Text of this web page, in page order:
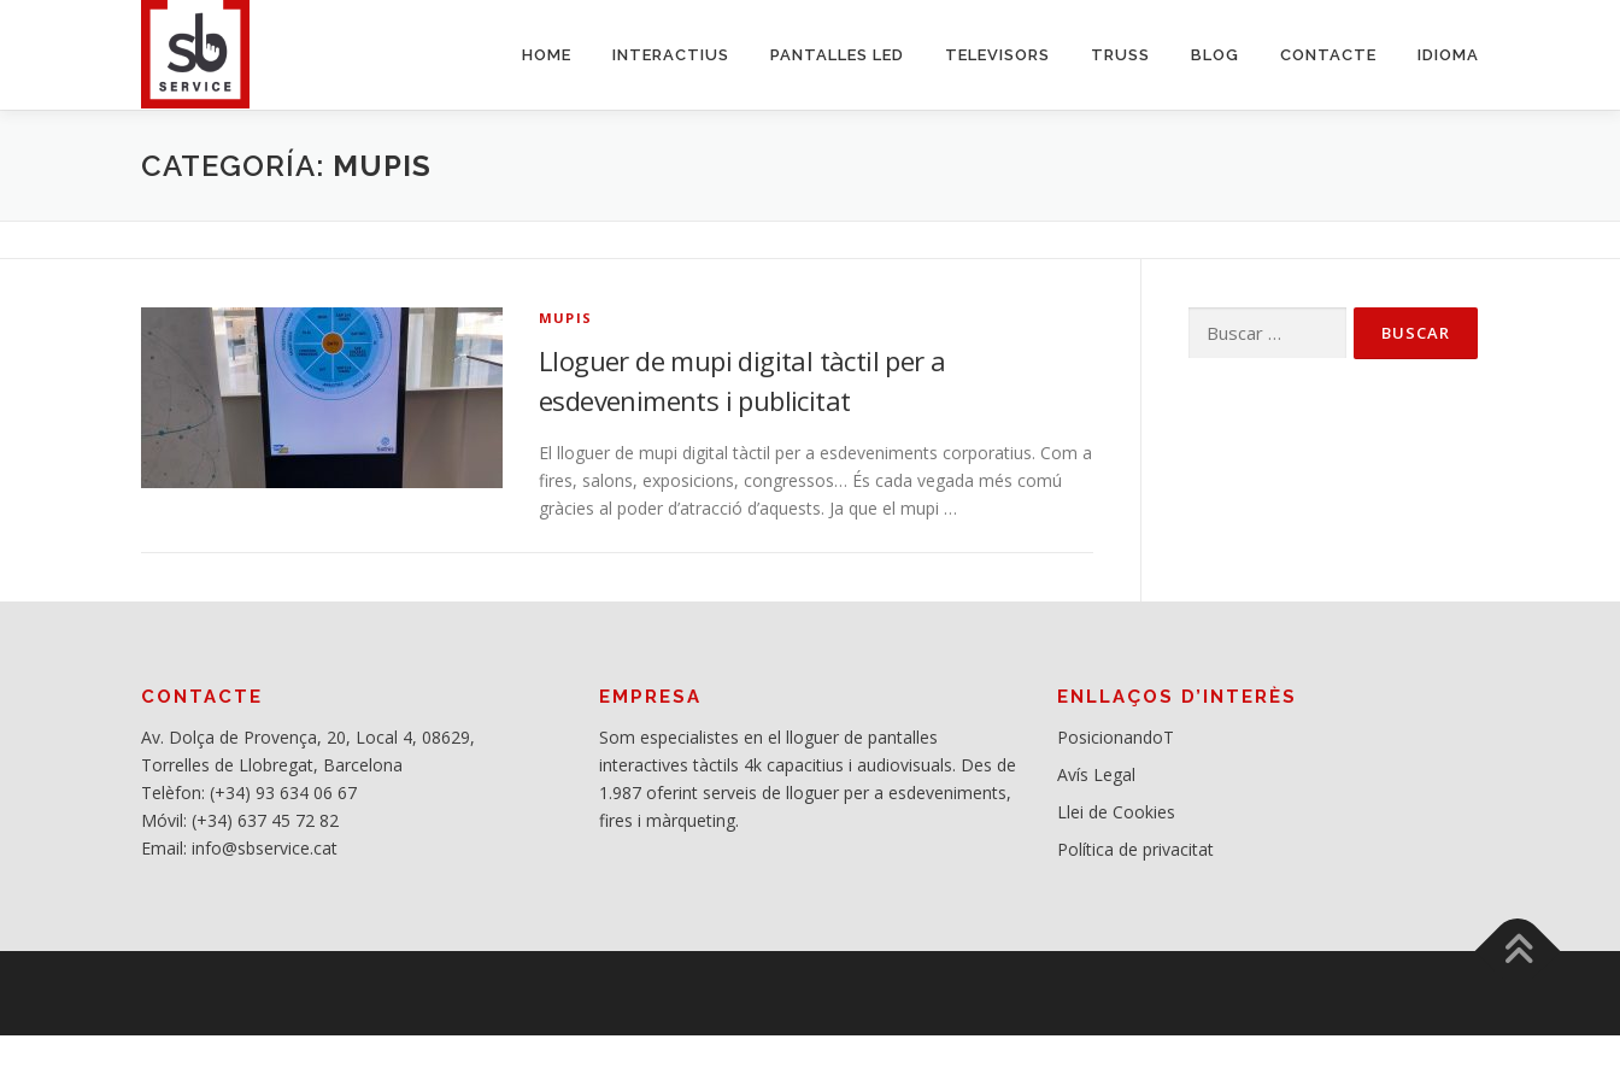
HOME INTERACTIUS PANTALLES LED TELEVISORS TRUSS BLOG CONTACTE IDIOMA
CATEGORÍA: MUPIS
MUPIS
Lloguer de mupi digital tàctil per a
esdeveniments i publicitat
El lloguer de mupi digital tàctil per a esdeveniments corporatius. Com a
fires, salons, exposicions, congressos… És cada vegada més comú
gràcies al poder d’atracció d’aquests. Ja que el mupi …
CONTACTE
Av. Dolça de Provença, 20, Local 4, 08629,
Torrelles de Llobregat, Barcelona
Telèfon: (+34) 93 634 06 67
Móvil: (+34) 637 45 72 82
Email: info@sbservice.cat
EMPRESA
Som especialistes en el lloguer de pantalles
interactives tàctils 4k capacitius i audiovisuals. Des de
1.987 oferint serveis de lloguer per a esdeveniments,
fires i màrqueting.
ENLLAÇOS D’INTERÈS
PosicionandoT
Avís Legal
Llei de Cookies
Política de privacitat